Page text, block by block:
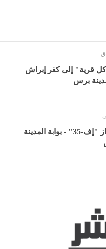
قرية" إلى كفر إبراش
برس
تحطم مقاتلة أميركية من طراز "إف-35" - بوابة المدينة